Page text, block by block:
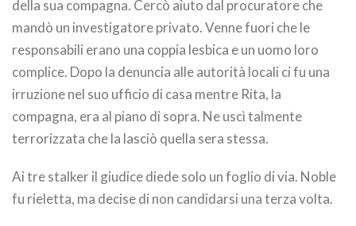
della sua compagna. Cercò aiuto dal procuratore che
mandò un investigatore privato. Venne fuori che le
responsabili erano una coppia lesbica e un uomo loro
complice. Dopo la denuncia alle autorità locali ci fu una
irruzione nel suo ufficio di casa mentre Rita, la
compagna, era al piano di sopra. Ne uscì talmente
terrorizzata che la lasciò quella sera stessa.
Ai tre stalker il giudice diede solo un foglio di via. Noble
fu rieletta, ma decise di non candidarsi una terza volta.